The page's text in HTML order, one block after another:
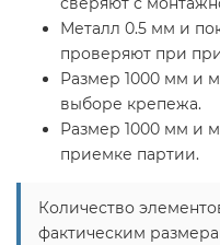
Металл 0.5 мм и
проверяют при
Размер 1000 мм и
выборе крепежа.
Размер 1000 мм и
приемке партии.
Количество
фактическим